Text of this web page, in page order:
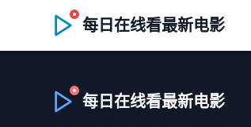
每日在线看最新电影
每日在线看最新电影